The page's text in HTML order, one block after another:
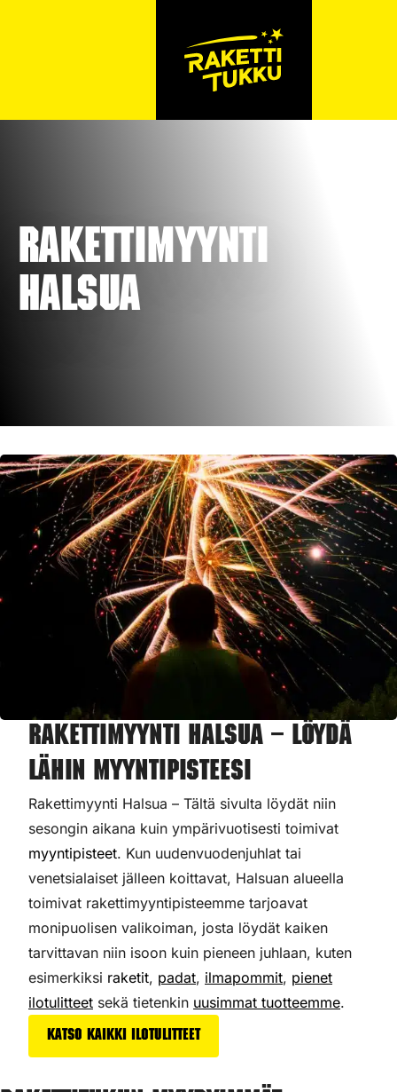
Rakettimyynti
Halsua
Rakettimyynti Halsua – Löydä
lähin myyntipisteesi
Rakettimyynti Halsua – Tältä sivulta löydät niin
sesongin aikana kuin ympärivuotisesti toimivat
myyntipisteet. Kun uudenvuodenjuhlat tai
venetsialaiset jälleen koittavat, Halsuan alueella
toimivat rakettimyyntipisteemme tarjoavat
monipuolisen valikoiman, josta löydät kaiken
tarvittavan niin isoon kuin pieneen juhlaan, kuten
esimerkiksi raketit, padat, ilmapommit, pienet
ilotulitteet sekä tietenkin uusimmat tuotteemme.
Katso kaikki ilotulitteet